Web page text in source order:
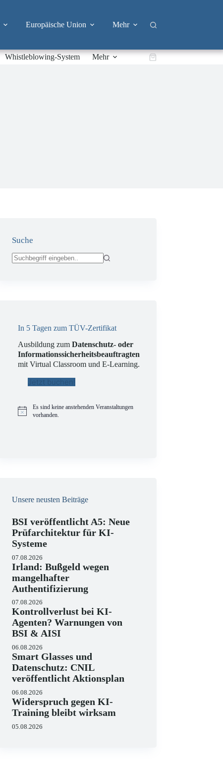
Europäische Union Mehr
Whistleblowing-System Mehr Warenkorb
Suche
In 5 Tagen zum TÜV-Zertifikat
Ausbildung zumDatenschutz- oder
Informationssicherheitsbeauftragten
mit Virtual Classroom und E-Learning.
Jetzt buchen!
H
Es sind keine anstehenden Veranstaltungen
vorhanden.
Unsere neusten Beiträge
BSI veröffentlicht A5: Neue
Prüfarchitektur für KI-
Systeme
07.08.2026
Irland: Bußgeld wegen
mangelhafter
Authentifizierung
07.08.2026
Kontrollverlust bei KI-
Agenten? Warnungen von
BSI & AISI
06.08.2026
Smart Glasses und
Datenschutz: CNIL
veröffentlicht Aktionsplan
06.08.2026
Widerspruch gegen KI-
Training bleibt wirksam
05.08.2026